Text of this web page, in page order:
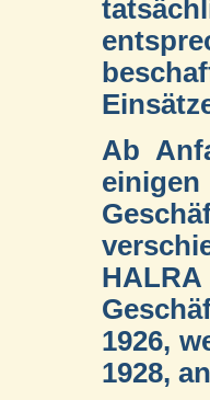
Ab
einigen
1926,
1928,